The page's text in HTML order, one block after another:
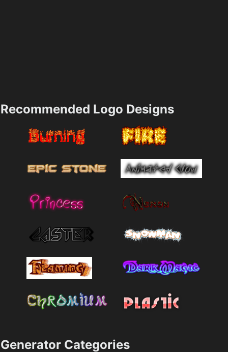
Recommended Logo Designs
Generator Categories